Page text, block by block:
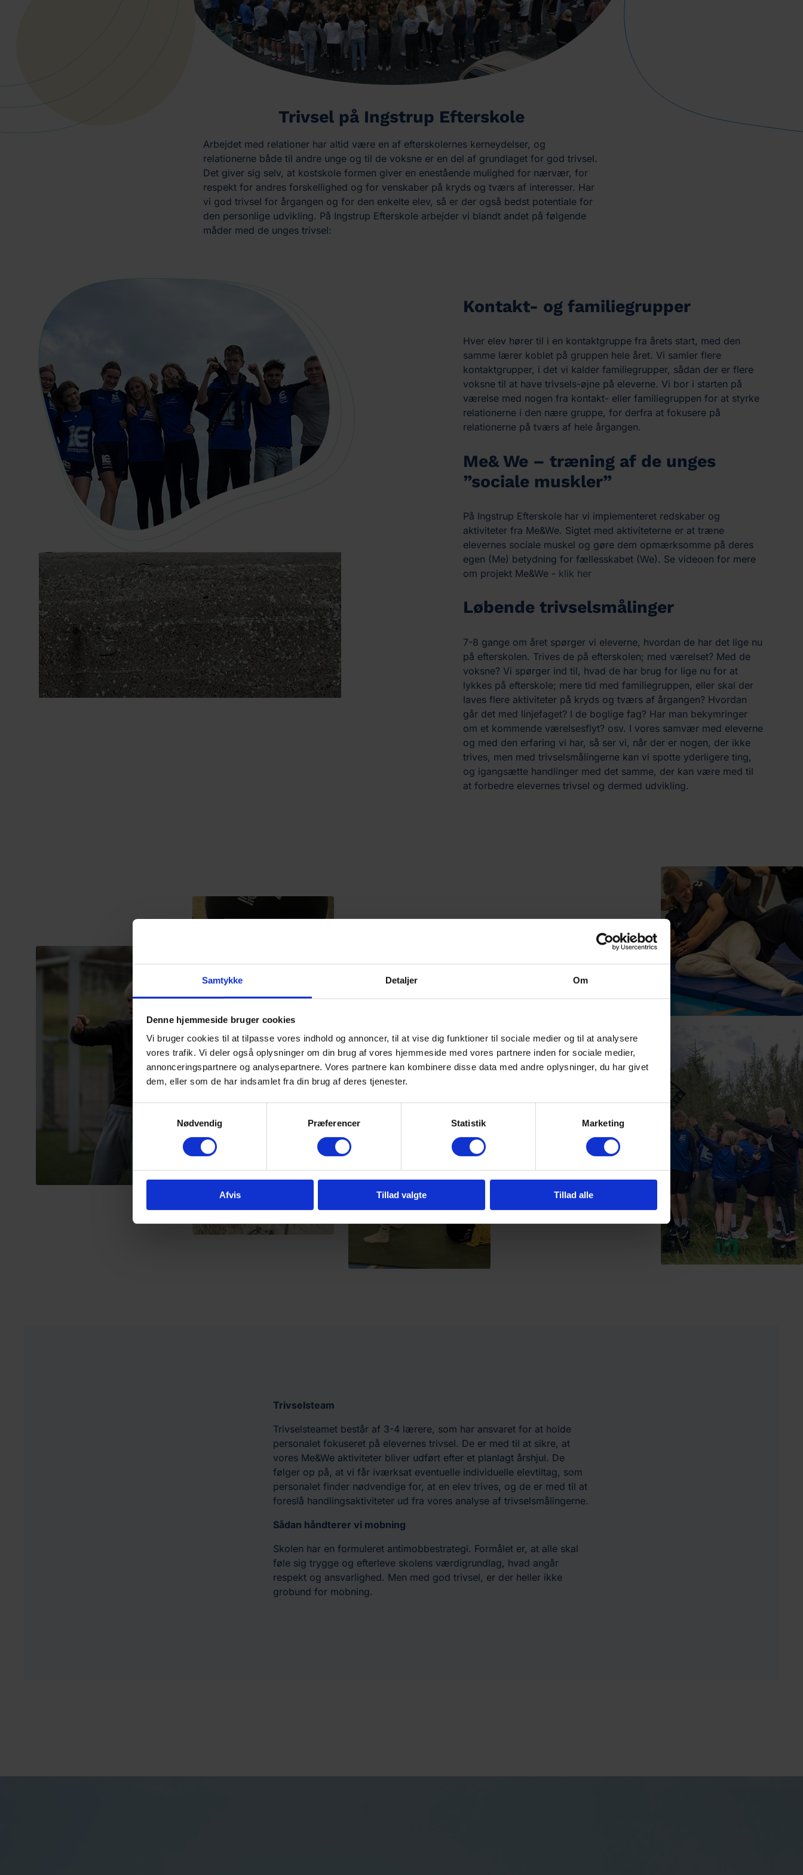
Samtykke Detaljer Om
Denne hjemmeside bruger cookies
Vi bruger cookies til at tilpasse vores indhold og annoncer, til at vise dig funktioner til sociale medier og til at analysere
vores trafik. Vi deler også oplysninger om din brug af vores hjemmeside med vores partnere inden for sociale medier,
annonceringspartnere og analysepartnere. Vores partnere kan kombinere disse data med andre oplysninger, du har givet
dem, eller som de har indsamlet fra din brug af deres tjenester.
Samtykkevalg
Nødvendig
Præferencer Statistik Marketing
Afvis Tillad valgte Tillad alle
Trivsel på Ingstrup Efterskole
Arbejdet med relationer har altid være en af efterskolernes kerneydelser, og
relationerne både til andre unge og til de voksne er en del af grundlaget for god trivsel.
Det giver sig selv, at kostskole formen giver en enestående mulighed for nærvær, for
respekt for andres forskellighed og for venskaber på kryds og tværs af interesser. Har
vi god trivsel for årgangen og for den enkelte elev, så er der også bedst potentiale for
den personlige udvikling. På Ingstrup Efterskole arbejder vi blandt andet på følgende
måder med de unges trivsel:
Kontakt- og familiegrupper
Hver elev hører til i en kontaktgruppe fra årets start, med den
samme lærer koblet på gruppen hele året. Vi samler flere
kontaktgrupper, i det vi kalder familiegrupper, sådan der er flere
voksne til at have trivsels-øjne på eleverne. Vi bor i starten på
værelse med nogen fra kontakt- eller familiegruppen for at styrke
relationerne i den nære gruppe, for derfra at fokusere på
relationerne på tværs af hele årgangen.
Me& We – træning af de unges
”sociale muskler”
På Ingstrup Efterskole har vi implementeret redskaber og
aktiviteter fra Me&We. Sigtet med aktiviteterne er at træne
elevernes sociale muskel og gøre dem opmærksomme på deres
egen (Me) betydning for fællesskabet (We). Se videoen for mere
om projekt Me&We - klik her
Løbende trivselsmålinger
7-8 gange om året spørger vi eleverne, hvordan de har det lige nu
på efterskolen. Trives de på efterskolen; med værelset? Med de
voksne? Vi spørger ind til, hvad de har brug for lige nu for at
lykkes på efterskole; mere tid med familiegruppen, eller skal der
laves flere aktiviteter på kryds og tværs af årgangen? Hvordan
går det med linjefaget? I de boglige fag? Har man bekymringer
om et kommende værelsesflyt? osv. I vores samvær med eleverne
og med den erfaring vi har, så ser vi, når der er nogen, der ikke
trives, men med trivselsmålingerne kan vi spotte yderligere ting,
og igangsætte handlinger med det samme, der kan være med til
at forbedre elevernes trivsel og dermed udvikling.
Trivselsteam
Trivselsteamet består af 3-4 lærere, som har ansvaret for at holde
personalet fokuseret på elevernes trivsel. De er med til at sikre, at
vores Me&We aktiviteter bliver udført efter et planlagt årshjul. De
følger op på, at vi får iværksat eventuelle individuelle elevtiltag, som
personalet finder nødvendige for, at en elev trives, og de er med til at
foreslå handlingsaktiviteter ud fra vores analyse af trivselsmålingerne.
Sådan håndterer vi mobning
Skolen har en formuleret antimobbestrategi. Formålet er, at alle skal
føle sig trygge og efterleve skolens værdigrundlag, hvad angår
respekt og ansvarlighed. Men med god trivsel, er der heller ikke
grobund for mobning.